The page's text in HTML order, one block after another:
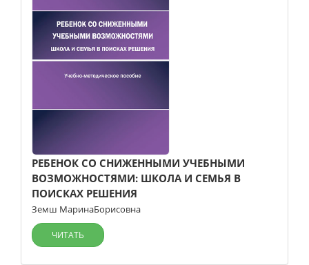
РЕБЕНОК СО СНИЖЕННЫМИ УЧЕБНЫМИ
ВОЗМОЖНОСТЯМИ: ШКОЛА И СЕМЬЯ В
ПОИСКАХ РЕШЕНИЯ
Земш МаринаБорисовна
ЧИТАТЬ